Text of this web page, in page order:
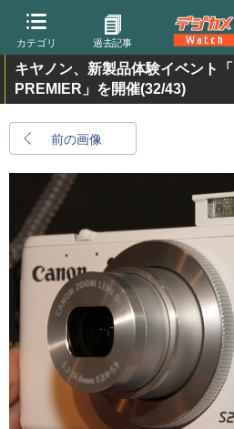
カテゴリ 過去記事
キヤノン、新製品体験イベント
PREMIER」を開催(32/43)
前の画像